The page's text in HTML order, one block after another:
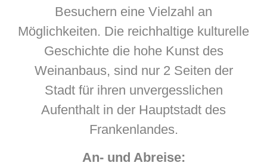
Besuchern eine Vielzahl an
Möglichkeiten. Die reichhaltige kulturelle
Geschichte die hohe Kunst des
Weinanbaus, sind nur 2 Seiten der
Stadt für ihren unvergesslichen
Aufenthalt in der Hauptstadt des
Frankenlandes.
An- und Abreise: